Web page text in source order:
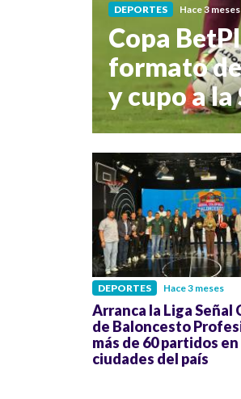
DEPORTES Hace 3 meses
Copa
formato
y cupo a
DEPORTES Hace 3 meses
Arranca la Liga Señal
de Baloncesto
más de 60 partidos
ciudades del país